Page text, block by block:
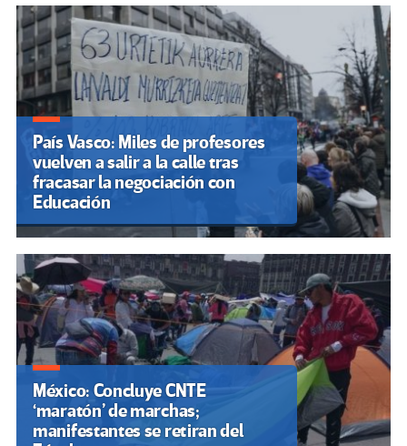
País Vasco: Miles de profesores
vuelven a salir a la calle tras
fracasar la negociación con
Educación
México: Concluye CNTE
‘maratón’ de marchas;
manifestantes se retiran del